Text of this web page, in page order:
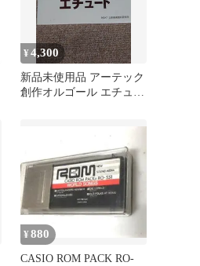
¥4,300
新品未使用品 アーテック
創作オルゴール エチュー
¥ 880
CASIO ROM PACK RO-